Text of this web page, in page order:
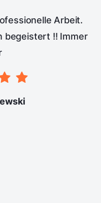
Arbeit.
begeistert !! Immer